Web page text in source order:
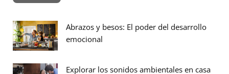
Abrazos y besos: El poder del desarrollo
emocional
Explorar los sonidos ambientales en casa